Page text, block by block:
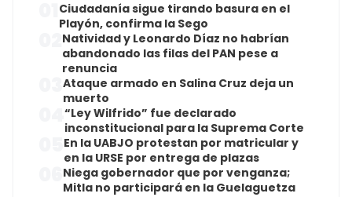
Ciudadanía sigue tirando basura en el
Playón, confirma la Sego
Natividad y Leonardo Díaz no habrían
abandonado las filas del PAN pese a
renuncia
Ataque armado en Salina Cruz deja un
muerto
“Ley Wilfrido” fue declarado
inconstitucional para la Suprema Corte
En la UABJO protestan por matricular y
en la URSE por entrega de plazas
Niega gobernador que por venganza;
Mitla no participará en la Guelaguetza